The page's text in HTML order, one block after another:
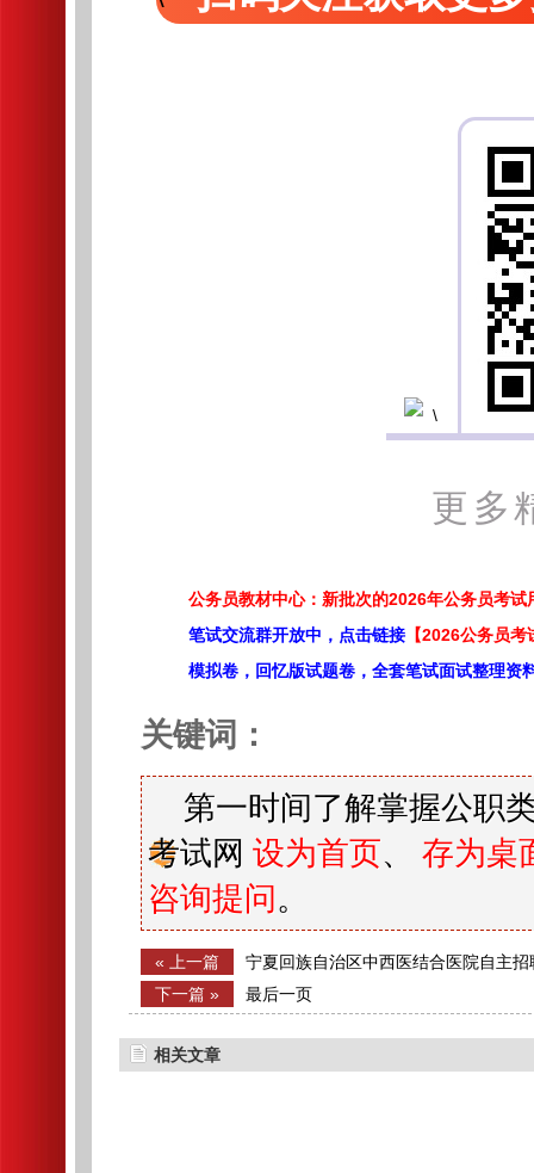
更多
公务员教材中心：新批次的2026年公务员考试
笔试交流群开放中，点击链接 【2026公务员
模拟卷，回忆版试题卷，全套笔试面试整理资
关键词：
第一时间了解掌握公职
考试网 设为首页、 存为桌
咨询提问 。
« 上一篇 宁夏回族自治区中西医结合医院自主
服务机构合同制人员拟录用公示
下一篇 » 最后一页
相关文章